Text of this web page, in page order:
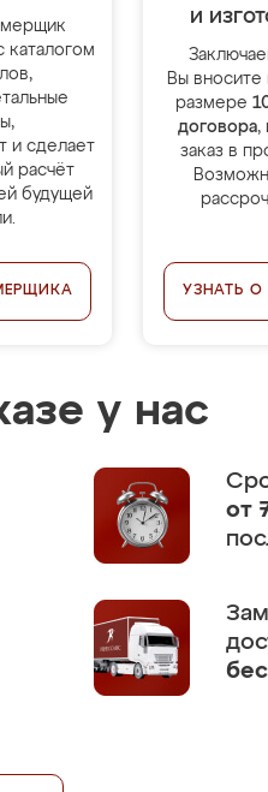
каталогом
и сделает
расчёт
будущей
и
Вы вносите
размере
договора,
заказ в
УЗНАТЬ О
у нас
от